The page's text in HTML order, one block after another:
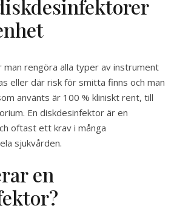
man rengöra alla typer av instrument
eller där risk för smitta finns och man
använts är 100 % kliniskt rent, till
En diskdesinfektor är en
oftast ett krav i många
sjukvården.
en